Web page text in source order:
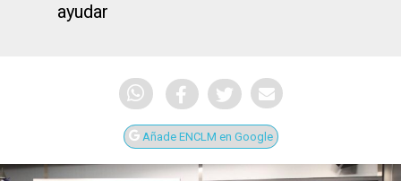
ayudar
Añade ENCLM en Google